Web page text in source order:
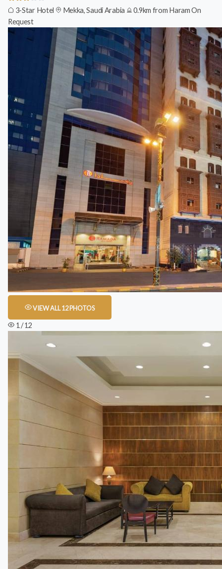
3-Star Hotel Mekka, Saudi Arabia 0.9km from HaramOn
Request
VIEW ALL 12 PHOTOS
1 / 12